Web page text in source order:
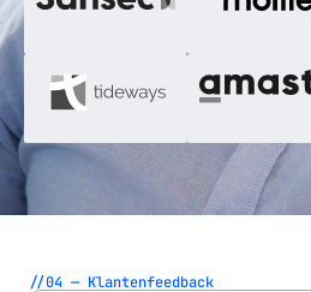
//04 — Klantenfeedback